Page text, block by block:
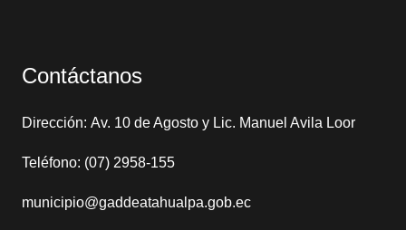
Contáctanos
Dirección: Av. 10 de Agosto y Lic. Manuel Avila Loor
Teléfono: (07) 2958-155
municipio@gaddeatahualpa.gob.ec